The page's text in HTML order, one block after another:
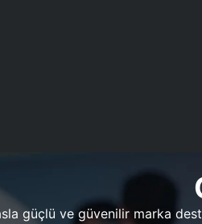
güçlü ve güvenilir marka